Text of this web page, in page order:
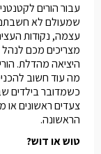
עבור הורים
שמעולם לא
עצמה, נקודות
מצריכים מכם
מה עוד חשוב
כשמדובר בילדים
צעדים ראשונים
הראשונה.
טוש או דוש?